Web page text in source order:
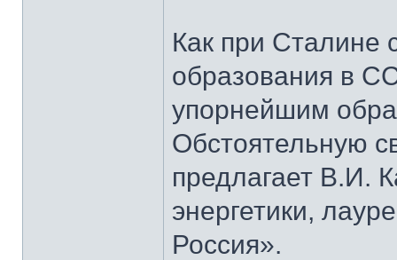
Как при Сталине
образования в
упорнейшим
Обстоятельную
предлагает В.И.
энергетики,
Россия».